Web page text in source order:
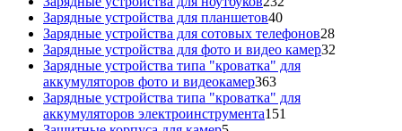
Зарядные устройства для планшетов4040
товаров
Зарядные устройства для сотовых телефонов2828
товаров
Зарядные устройства для фото и видео камер32
Зарядные устройства типа "кроватка" для
аккумуляторов фото и видеокамер363363
товара
Зарядные устройства типа "кроватка" для
аккумуляторов электроинструмента151